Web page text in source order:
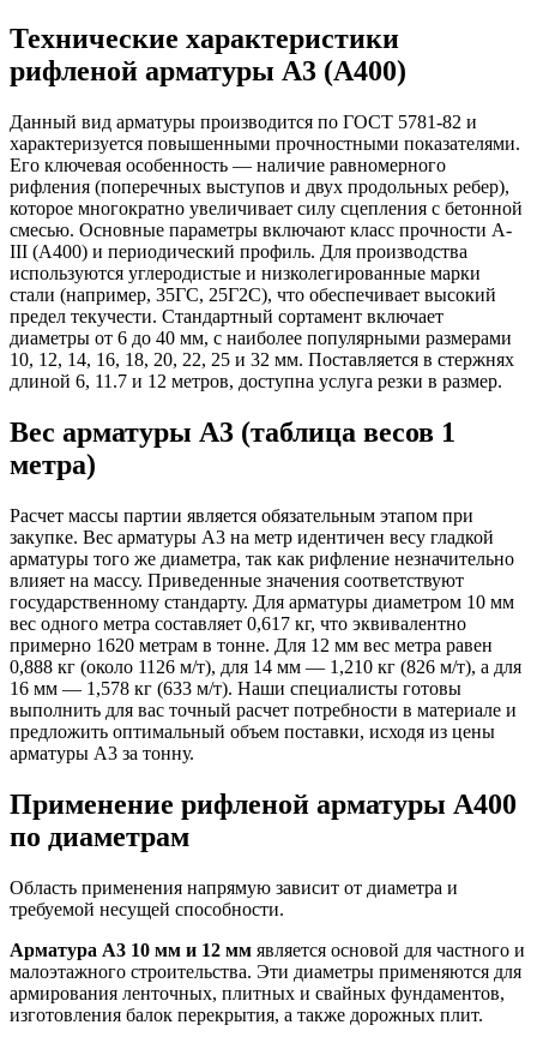
Технические характеристики
рифленой арматуры А3 (А400)
Данный вид арматуры производится по ГОСТ 5781-82 и
характеризуется повышенными прочностными показателями.
Его ключевая особенность — наличие равномерного
рифления (поперечных выступов и двух продольных ребер),
которое многократно увеличивает силу сцепления с бетонной
смесью. Основные параметры включают класс прочности А-
III (А400) и периодический профиль. Для производства
используются углеродистые и низколегированные марки
стали (например, 35ГС, 25Г2С), что обеспечивает высокий
предел текучести. Стандартный сортамент включает
диаметры от 6 до 40 мм, с наиболее популярными размерами
10, 12, 14, 16, 18, 20, 22, 25 и 32 мм. Поставляется в стержнях
длиной 6, 11.7 и 12 метров, доступна услуга резки в размер.
Вес арматуры А3 (таблица весов 1
метра)
Расчет массы партии является обязательным этапом при
закупке. Вес арматуры А3 на метр идентичен весу гладкой
арматуры того же диаметра, так как рифление незначительно
влияет на массу. Приведенные значения соответствуют
государственному стандарту. Для арматуры диаметром 10 мм
вес одного метра составляет 0,617 кг, что эквивалентно
примерно 1620 метрам в тонне. Для 12 мм вес метра равен
0,888 кг (около 1126 м/т), для 14 мм — 1,210 кг (826 м/т), а для
16 мм — 1,578 кг (633 м/т). Наши специалисты готовы
выполнить для вас точный расчет потребности в материале и
предложить оптимальный объем поставки, исходя из цены
арматуры А3 за тонну.
Применение рифленой арматуры А400
по диаметрам
Область применения напрямую зависит от диаметра и
требуемой несущей способности.
Арматура А3 10 мм и 12 мм является основой для частного и
малоэтажного строительства. Эти диаметры применяются для
армирования ленточных, плитных и свайных фундаментов,
изготовления балок перекрытия, а также дорожных плит.